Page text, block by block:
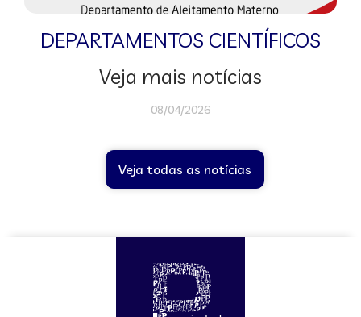
DEPARTAMENTOS CIENTÍFICOS
Veja mais notícias
08/04/2026
Veja todas as notícias